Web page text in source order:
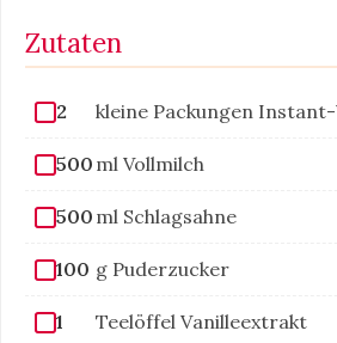
Zutaten
2 kleine Packungen
500 ml Vollmilch
500 ml Schlagsahne
100 g Puderzucker
1 Teelöffel Vanilleextrakt